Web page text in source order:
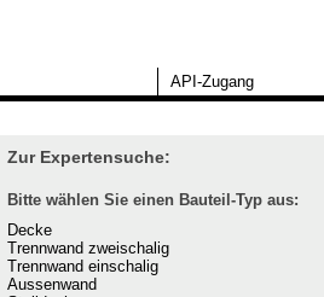
API-Zugang
Zur Expertensuche:
Bitte wählen Sie einen Bauteil-Typ aus:
Decke
Trennwand zweischalig
Trennwand einschalig
Aussenwand